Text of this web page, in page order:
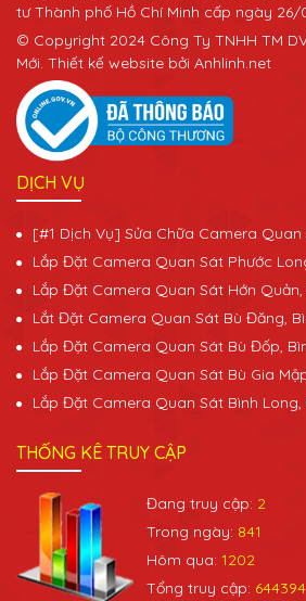
tư Thành phố Hồ Chí Minh cấp ngày 26/
© Copyright 2024 Công Ty TNHH TM
Mới. Thiết kế website bởi Anhlinh.net
DỊCH VỤ
[#1 Dịch Vụ] Sửa Chữa Camera Quan
Lắp Đặt Camera Quan Sát Phước
Lắp Đặt Camera Quan Sát Hớn Quản,
Lắt Đặt Camera Quan Sát Bù Đăng,
Lắp Đặt Camera Quan Sát Bù Đốp,
Lắp Đặt Camera Quan Sát Bù Gia
Lắp Đặt Camera Quan Sát Bình Long,
THỐNG KÊ TRUY CẬP
Đang truy cập: 2
Trong ngày: 841
Hôm qua: 1202
Tổng truy cập: 644394